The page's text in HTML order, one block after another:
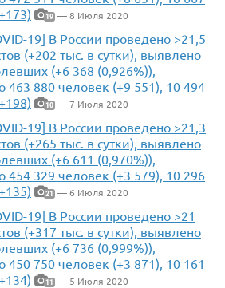
19 — 8 Июля 2020
19] В России проведено >21,5
(+202 тыс. в сутки), выявлено
(+6 368 (0,926%)),
463 880 человек (+9 551), 10 494
10 — 7 Июля 2020
19] В России проведено >21,3
(+265 тыс. в сутки), выявлено
(+6 611 (0,970%)),
454 329 человек (+3 579), 10 296
21 — 6 Июля 2020
19] В России проведено >21
(+317 тыс. в сутки), выявлено
(+6 736 (0,999%)),
450 750 человек (+3 871), 10 161
11 — 5 Июля 2020